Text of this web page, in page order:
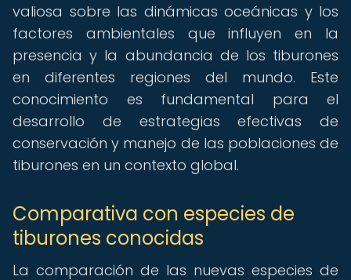
valiosa sobre las dinámicas oceánicas y los
factores ambientales que influyen en la
presencia y la abundancia de los tiburones
en diferentes regiones del mundo. Este
conocimiento es fundamental para el
desarrollo de estrategias efectivas de
conservación y manejo de las poblaciones de
tiburones en un contexto global.
Comparativa con especies de
tiburones conocidas
La comparación de las nuevas especies de